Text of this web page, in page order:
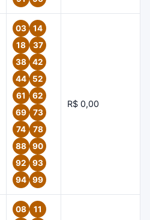
03
14
18
37
38
42
44
52
61
62
69
73
74
78
88
90
92
93
94
99
R$ 0,00
08
11